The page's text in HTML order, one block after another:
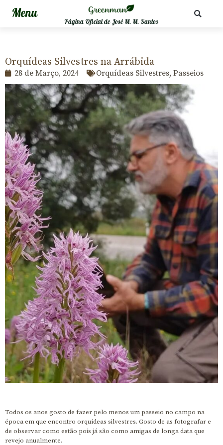
Página Oficial de José M. M. Santos
Orquídeas Silvestres na Arrábida
28 de Março, 2024 Orquídeas Silvestres, Passeios
Todos os anos gosto de fazer pelo menos um passeio no campo na
época em que encontro orquídeas silvestres. Gosto de as fotografar e
de observar como estão pois já são como amigas de longa data que
revejo anualmente.